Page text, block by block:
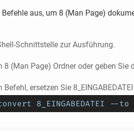
Befehle aus, um 8 (Man Page)
Schnittstelle zur Ausführung.
8 (Man Page) Ordner oder geben Sie
Befehl, ersetzen Sie
8_EINGABEDATEI --